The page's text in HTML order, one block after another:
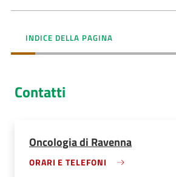
Comunica
Servizi
INDICE DELLA PAGINA
Contatti
Oncologia di Ravenna
ORARI E TELEFONI